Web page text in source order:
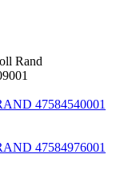
Rand
47584540001
47584976001